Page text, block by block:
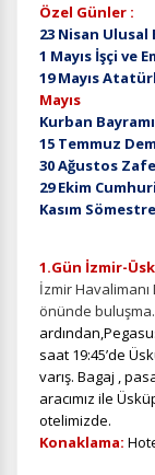
Özel Günler :
23 Nisan Ulusal
1 Mayıs İşçi ve
19 Mayıs
Mayıs
Kurban
15 Temmuz
30 Ağustos
29 Ekim
Kasım
1.Gün İzmir-
İzmir
önünde buluşma.
saat 19:45’de
varış. Bagaj ,
aracımız ile
otelimizde.
Konaklama: